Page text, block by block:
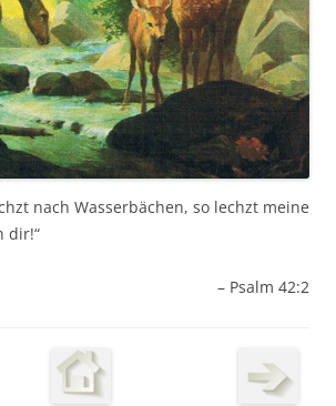
nach Wasserbächen, so lechzt meine
dir!“
– Psalm 42:2